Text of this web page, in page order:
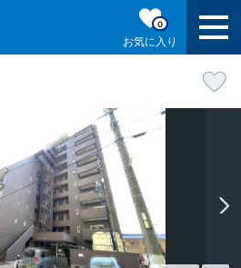
お気に入り
0